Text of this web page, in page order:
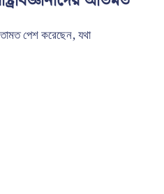
পেশ করেছেন, যথা